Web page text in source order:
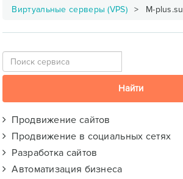
Виртуальные серверы (VPS)
M-plus.su
Продвижение сайтов
Продвижение в социальных сетях
Разработка сайтов
Автоматизация бизнеса